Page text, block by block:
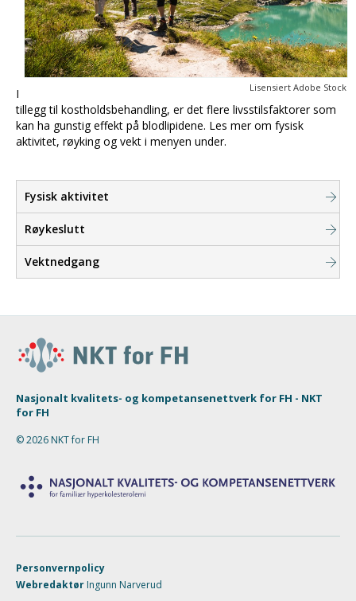
Lisensiert Adobe Stock
I
tillegg til kostholdsbehandling, er det flere livsstilsfaktorer som
kan ha gunstig effekt på blodlipidene. Les mer om fysisk
aktivitet, røyking og vekt i menyen under.
Fysisk aktivitet
Røykeslutt
Vektnedgang
Nasjonalt kvalitets- og kompetansenettverk for FH - NKT
for FH
© 2026 NKT for FH
Personvernpolicy
Webredaktør Ingunn Narverud